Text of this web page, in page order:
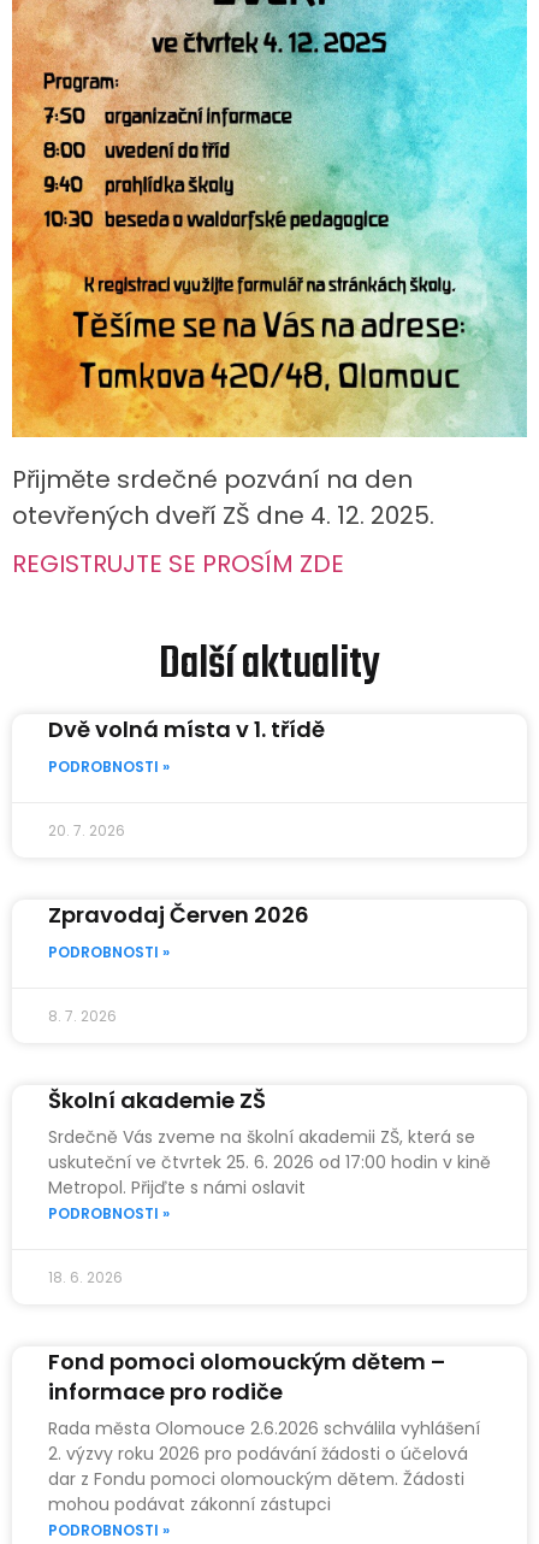
Přijměte srdečné pozvání na den
otevřených dveří ZŠ dne 4. 12. 2025.
REGISTRUJTE SE PROSÍM ZDE
Další aktuality
Dvě volná místa v 1. třídě
PODROBNOSTI »
20. 7. 2026
Zpravodaj Červen 2026
PODROBNOSTI »
8. 7. 2026
Školní akademie ZŠ
Srdečně Vás zveme na školní akademii ZŠ, která se
uskuteční ve čtvrtek 25. 6. 2026 od 17:00 hodin v kině
Metropol. Přijďte s námi oslavit
PODROBNOSTI »
18. 6. 2026
Fond pomoci olomouckým dětem –
informace pro rodiče
Rada města Olomouce 2.6.2026 schválila vyhlášení
2. výzvy roku 2026 pro podávání žádosti o účelová
dar z Fondu pomoci olomouckým dětem. Žádosti
mohou podávat zákonní zástupci
PODROBNOSTI »